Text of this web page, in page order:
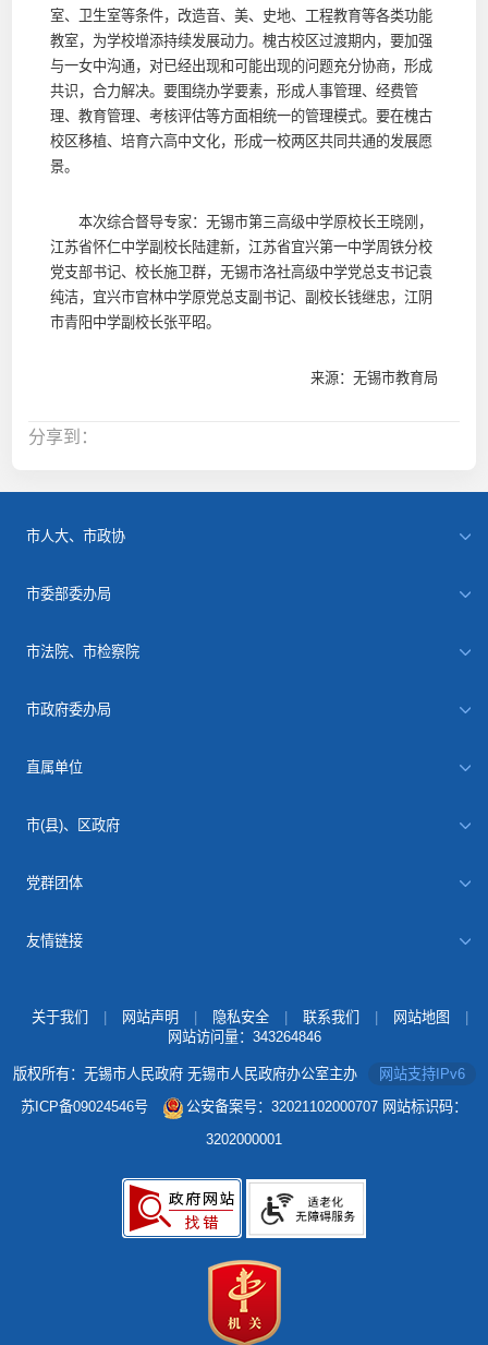
室、卫生室等条件，改造音、美、史地、工程教育等各类功能
教室，为学校增添持续发展动力。槐古校区过渡期内，要加强
与一女中沟通，对已经出现和可能出现的问题充分协商，形成
共识，合力解决。要围绕办学要素，形成人事管理、经费管
理、教育管理、考核评估等方面相统一的管理模式。要在槐古
校区移植、培育六高中文化，形成一校两区共同共通的发展愿
景。
本次综合督导专家：无锡市第三高级中学原校长王晓刚，
江苏省怀仁中学副校长陆建新，江苏省宜兴第一中学周铁分校
党支部书记、校长施卫群，无锡市洛社高级中学党总支书记袁
纯洁，宜兴市官林中学原党总支副书记、副校长钱继忠，江阴
市青阳中学副校长张平昭。
来源：无锡市教育局
分享到：
市人大、市政协
市委部委办局
市法院、市检察院
市政府委办局
直属单位
市(县)、区政府
党群团体
友情链接
关于我们 网站声明 隐私安全 联系我们 网站地图
网站访问量： 343264846
版权所有：无锡市人民政府 无锡市人民政府办公室主办
网站支持IPv6
苏ICP备09024546号
公安备案号：32021102000707 网站标识码：
3202000001